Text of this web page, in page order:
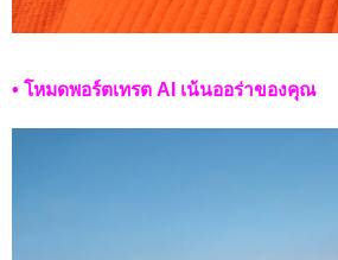
• โหมดพอร์ตเทรต AI เน้นออร่าของคุณ